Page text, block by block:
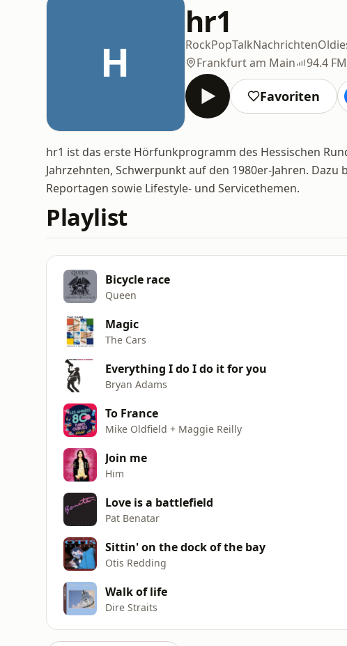
H
hr1
RockPopTalkNachrichten
Frankfurt am Main
94.4 FM
Favoriten
hr1 ist das erste Hörfunkprogramm des Hessischen
Jahrzehnten, Schwerpunkt auf den 1980er-Jahren.
Reportagen sowie Lifestyle- und Servicethemen.
Playlist
Bicycle race
Queen
Magic
The Cars
Everything I do I do it for you
Bryan Adams
To France
Mike Oldfield + Maggie Reilly
Join me
Him
Love is a battlefield
Pat Benatar
Sittin' on the dock of the bay
Otis Redding
Walk of life
Dire Straits